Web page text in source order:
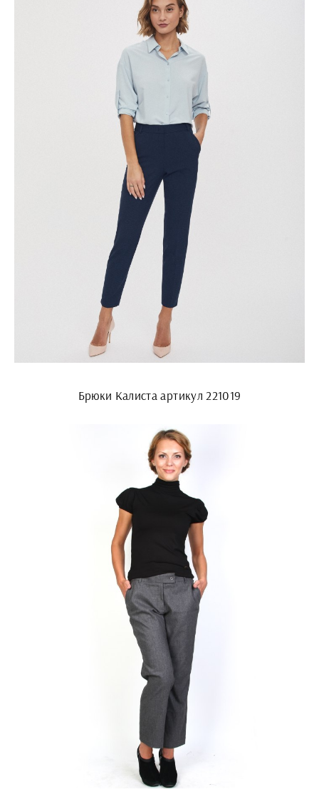
Брюки Калиста артикул 221019